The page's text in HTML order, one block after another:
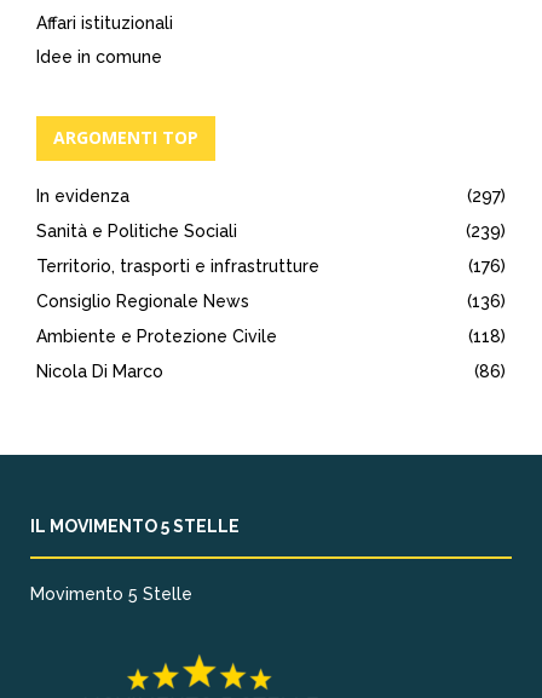
Affari istituzionali
Idee in comune
ARGOMENTI TOP
In evidenza
(297)
Sanità e Politiche Sociali
(239)
Territorio, trasporti e infrastrutture
(176)
Consiglio Regionale News
(136)
Ambiente e Protezione Civile
(118)
Nicola Di Marco
(86)
IL MOVIMENTO 5 STELLE
Movimento 5 Stelle